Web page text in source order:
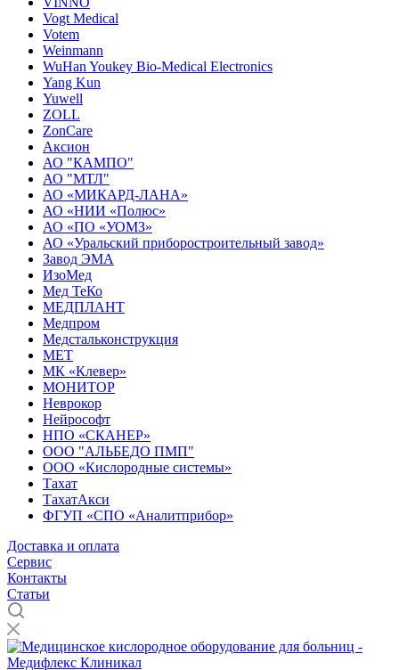
Vogt Medical
Votem
Weinmann
WuHan Youkey Bio-Medical Electronics
Yang Kun
Yuwell
ZOLL
ZonCare
Аксион
АО "КАМПО"
АО "МТЛ"
АО «МИКАРД-ЛАНА»
АО «НИИ «Полюс»
АО «ПО «УОМЗ»
АО «Уральский приборостроительный завод»
Завод ЭМА
ИзоМед
Мед ТеКо
МЕДПЛАНТ
Медпром
Медстальконструкция
МЕТ
МК «Клевер»
МОНИТОР
Неврокор
Нейрософт
НПО «СКАНЕР»
ООО "АЛЬБЕДО ПМП"
ООО «Кислородные системы»
Тахат
ТахатАкси
ФГУП «СПО «Аналитприбор»
Доставка и оплата
Cервис
Контакты
Статьи